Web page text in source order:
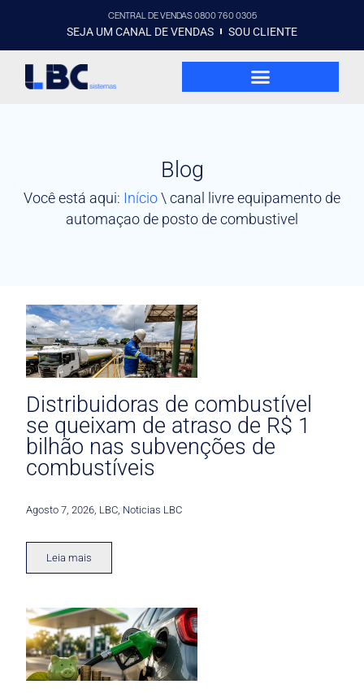
CENTRAL DE VENDAS 0800 760 0305
SEJA UM CANAL DE VENDAS SOU CLIENTE
Blog
Você está aqui: Início\ canal livre equipamento de
automaçao de posto de combustivel
Distribuidoras de combustível
se queixam de atraso de R$ 1
bilhão nas subvenções de
combustíveis
Agosto 7, 2026 LBC Noticias LBC
Leia mais